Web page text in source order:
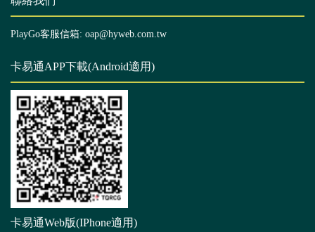
PlayGo客服信箱: oap@hyweb.com.tw
卡易通APP下載(Android適用)
卡易通Web版(IPhone適用)